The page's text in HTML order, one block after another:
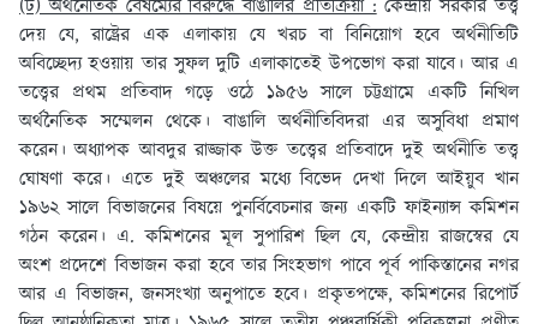
(ট) অর্থনৈতিক বৈষম্যের বিরুদ্ধে বাঙালির প্রতিক্রিয়া :কেন্দ্রীয় সরকার তত্ত্ব
দেয় যে, রাষ্ট্রের এক এলাকায় যে খরচ বা বিনিয়োগ হবে অর্থনীতিটি
অবিচ্ছেদ্য হওয়ায় তার সুফল দুটি এলাকাতেই উপভোগ করা যাবে। আর এ
তত্ত্বের প্রথম প্রতিবাদ গড়ে ওঠে ১৯৫৬ সালে চট্টগ্রামে একটি নিখিল
অর্থনৈতিক সম্মেলন থেকে। বাঙালি অর্থনীতিবিদরা এর অসুবিধা প্রমাণ
করেন। অধ্যাপক আবদুর রাজ্জাক উক্ত তত্ত্বের প্রতিবাদে দুই অর্থনীতি তত্ত্ব
ঘোষণা করে। এতে দুই অঞ্চলের মধ্যে বিভেদ দেখা দিলে আইয়ুব খান
১৯৬২ সালে বিভাজনের বিষয়ে পুনর্বিবেচনার জন্য একটি ফাইন্যান্স কমিশন
গঠন করেন। এ. কমিশনের মূল সুপারিশ ছিল যে, কেন্দ্রীয় রাজস্বের যে
অংশ প্রদেশে বিভাজন করা হবে তার সিংহভাগ পাবে পূর্ব পাকিস্তানের নগর
আর এ বিভাজন, জনসংখ্যা অনুপাতে হবে। প্রকৃতপক্ষে, কমিশনের রিপোর্ট